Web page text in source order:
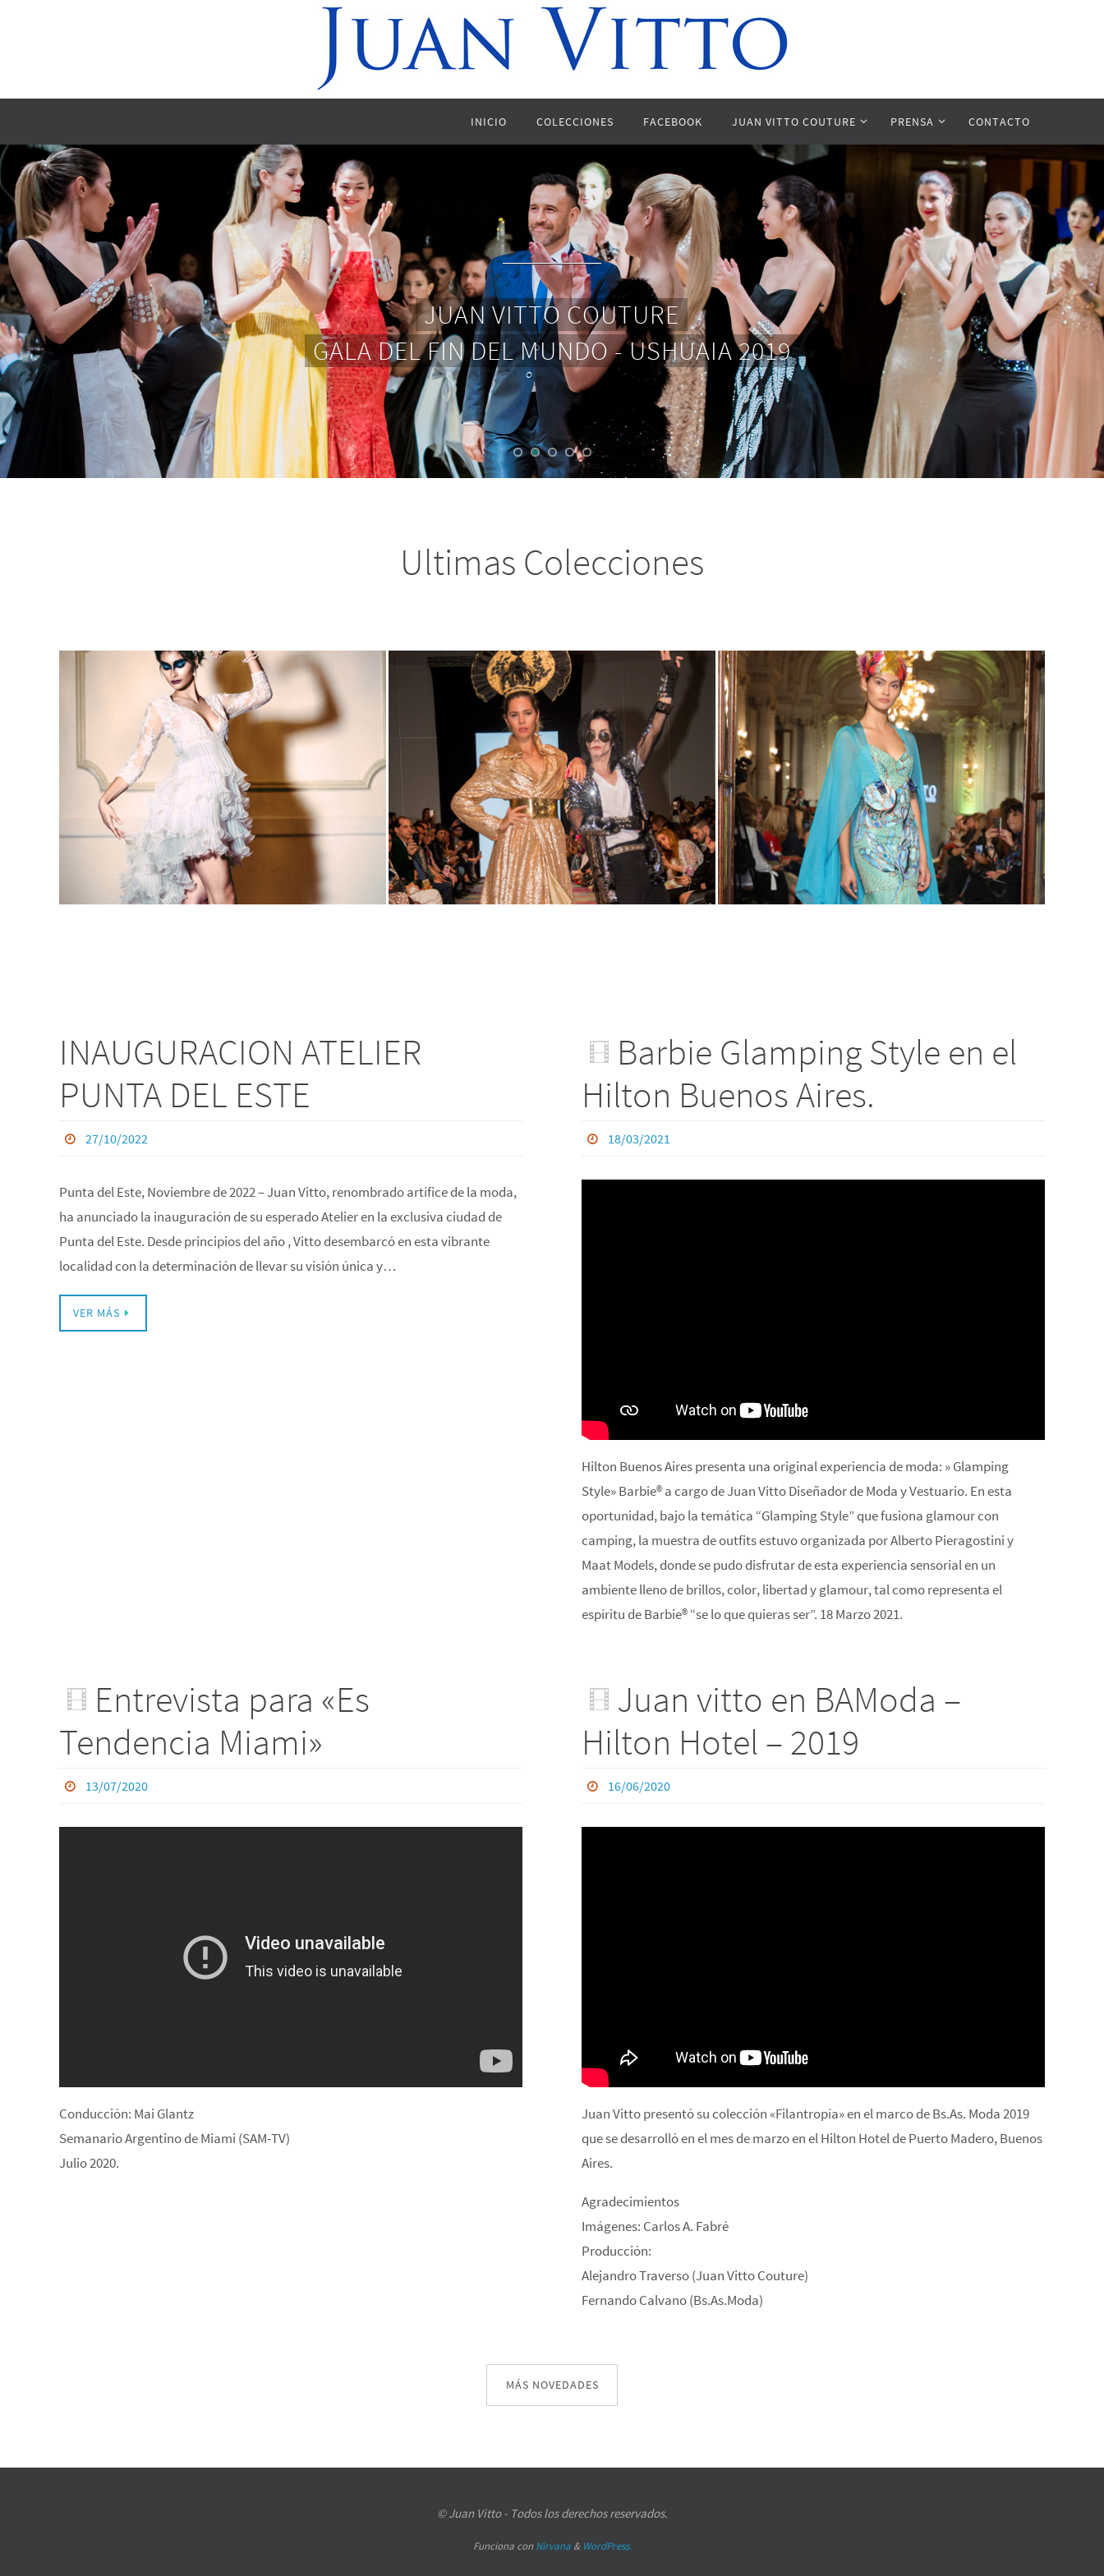
INICIO COLECCIONES FACEBOOK JUAN VITTO COUTURE PRENSA CONTACTO
Ultimas Colecciones
INAUGURACION ATELIER
PUNTA DEL ESTE
27/10/2022
Punta del Este, Noviembre de 2022 – Juan Vitto, renombrado artífice de la moda,
ha anunciado la inauguración de su esperado Atelier en la exclusiva ciudad de
Punta del Este. Desde principios del año , Vitto desembarcó en esta vibrante
localidad con la determinación de llevar su visión única y…
VER MÁS
Barbie Glamping Style en el
Hilton Buenos Aires.
18/03/2021
Hilton Buenos Aires presenta una original experiencia de moda: » Glamping
Style» Barbie® a cargo de Juan Vitto Diseñador de Moda y Vestuario. En esta
oportunidad, bajo la temática “Glamping Style” que fusiona glamour con
camping, la muestra de outfits estuvo organizada por Alberto Pieragostini y
Maat Models, donde se pudo disfrutar de esta experiencia sensorial en un
ambiente lleno de brillos, color, libertad y glamour, tal como representa el
espíritu de Barbie® “se lo que quieras ser”. 18 Marzo 2021.
Entrevista para «Es
Tendencia Miami»
13/07/2020
Conducción: Mai Glantz
Semanario Argentino de Miami (SAM-TV)
Julio 2020.
Juan vitto en BAModa –
Hilton Hotel – 2019
16/06/2020
Juan Vitto presentó su colección «Filantropía» en el marco de Bs.As. Moda 2019
que se desarrolló en el mes de marzo en el Hilton Hotel de Puerto Madero, Buenos
Aires.
Agradecimientos
Imágenes: Carlos A. Fabré
Producción:
Alejandro Traverso (Juan Vitto Couture)
Fernando Calvano (Bs.As.Moda)
MÁS NOVEDADES
© Juan Vitto - Todos los derechos reservados.
Funciona con Nirvana& WordPress.